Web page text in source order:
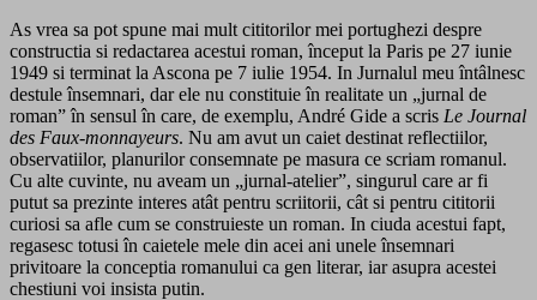
As vrea sa pot spune mai mult cititorilor mei portughezi despre
constructia si redactarea acestui roman, început la Paris pe 27 iunie
1949 si terminat la Ascona pe 7 iulie 1954. In Jurnalul meu întâlnesc
destule însemnari, dar ele nu constituie în realitate un „jurnal de
roman” în sensul în care, de exemplu, André Gide a scris Le Journal
des Faux-monnayeurs. Nu am avut un caiet destinat reflectiilor,
observatiilor, planurilor consemnate pe masura ce scriam romanul.
Cu alte cuvinte, nu aveam un „jurnal-atelier”, singurul care ar fi
putut sa prezinte interes atât pentru scriitorii, cât si pentru cititorii
curiosi sa afle cum se construieste un roman. In ciuda acestui fapt,
regasesc totusi în caietele mele din acei ani unele însemnari
privitoare la conceptia romanului ca gen literar, iar asupra acestei
chestiuni voi insista putin.